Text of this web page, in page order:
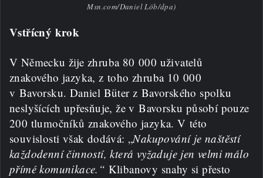
Msn.com/Daniel Löb/dpa)
Vstřícný krok
V Německu žije zhruba 80 000 uživatelů
znakového jazyka, z toho zhruba 10 000
v Bavorsku. Daniel Büter z Bavorského spolku
neslyšících upřesňuje, že v Bavorsku působí pouze
200 tlumočníků znakového jazyka. V této
souvislosti však dodává: „Nakupování je naštěstí
každodenní činností, která vyžaduje jen velmi málo
přímé komunikace.“ Klibanovy snahy si přesto